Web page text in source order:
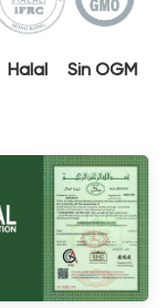
Halal Sin OGM